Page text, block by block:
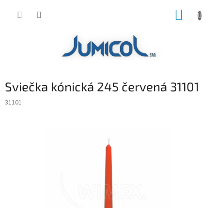
Sviečka kónická 245 červená 31101
31101